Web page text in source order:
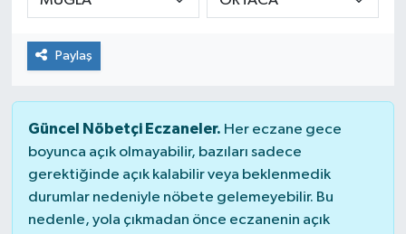
Paylaş
Güncel Nöbetçi Eczaneler. Her eczane gece
boyunca açık olmayabilir, bazıları sadece
gerektiğinde açık kalabilir veya beklenmedik
durumlar nedeniyle nöbete gelemeyebilir. Bu
nedenle, yola çıkmadan önce eczanenin açık